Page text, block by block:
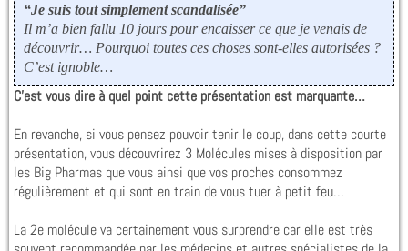
“Je suis tout simplement scandalisée”
Il m’a bien fallu 10 jours pour encaisser ce que je venais de
découvrir… Pourquoi toutes ces choses sont-elles autorisées ?
C’est ignoble…
C’est vous dire à quel point cette présentation est marquante…
En revanche, si vous pensez pouvoir tenir le coup, dans cette courte
présentation, vous découvrirez 3 Molécules mises à disposition par
les Big Pharmas que vous ainsi que vos proches consommez
régulièrement et qui sont en train de vous tuer à petit feu…
La 2e molécule va certainement vous surprendre car elle est très